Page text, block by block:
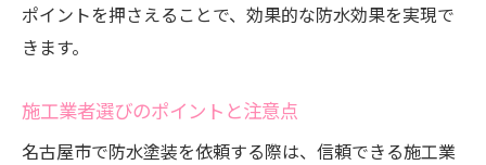
ポイントを押さえることで、効果的な防水効果を実現で
きます。
施工業者選びのポイントと注意点
名古屋市で防水塗装を依頼する際は、信頼できる施工業